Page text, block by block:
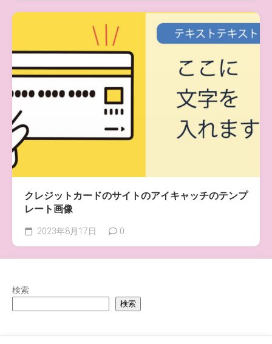
クレジットカードのサイトのアイキャッチのテンプ
レート画像
2023年8月17日 0
検索
検索